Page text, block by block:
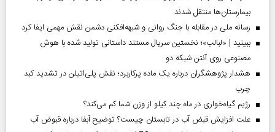
بیمارستان‌ها منتقل شدند
رسانه ملی در مقابله با جنگ روانی و شبهه‌افکنی دشمن نقش مهمی ایفا کرد
ببینید | «لبالب»؛ نخستین سریال مستند داستانی تولید شده با هوش
مصنوعی روی آنتن شبکه دو
هشدار پژوهشگران درباره یک ماده پرکاربرد؛ نقش پلی‌اتیلن در تشدید کبد
چرب
رژیم گیاه‌خواری در ماه چند کیلو از وزن شما کم می‌کند؟
علت افزایش قبض آب در تابستان چیست؟ توضیح آبفا درباره قبوض آب